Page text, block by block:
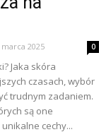
marca 2025 0
Jaka skóra
czasach, wybór
trudnym zadaniem.
są one
cechy...